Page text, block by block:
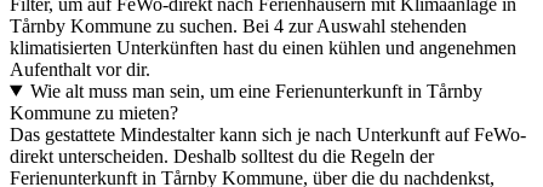
Tårnby Kommune zu suchen. Bei 4 zur Auswahl stehenden
klimatisierten Unterkünften hast du einen kühlen und angenehmen
Aufenthalt vor dir.
Wie alt muss man sein, um eine Ferienunterkunft in Tårnby
Kommune zu mieten?
Das gestattete Mindestalter kann sich je nach Unterkunft auf FeWo-
direkt unterscheiden. Deshalb solltest du die Regeln der
Ferienunterkunft in Tårnby Kommune, über die du nachdenkst,